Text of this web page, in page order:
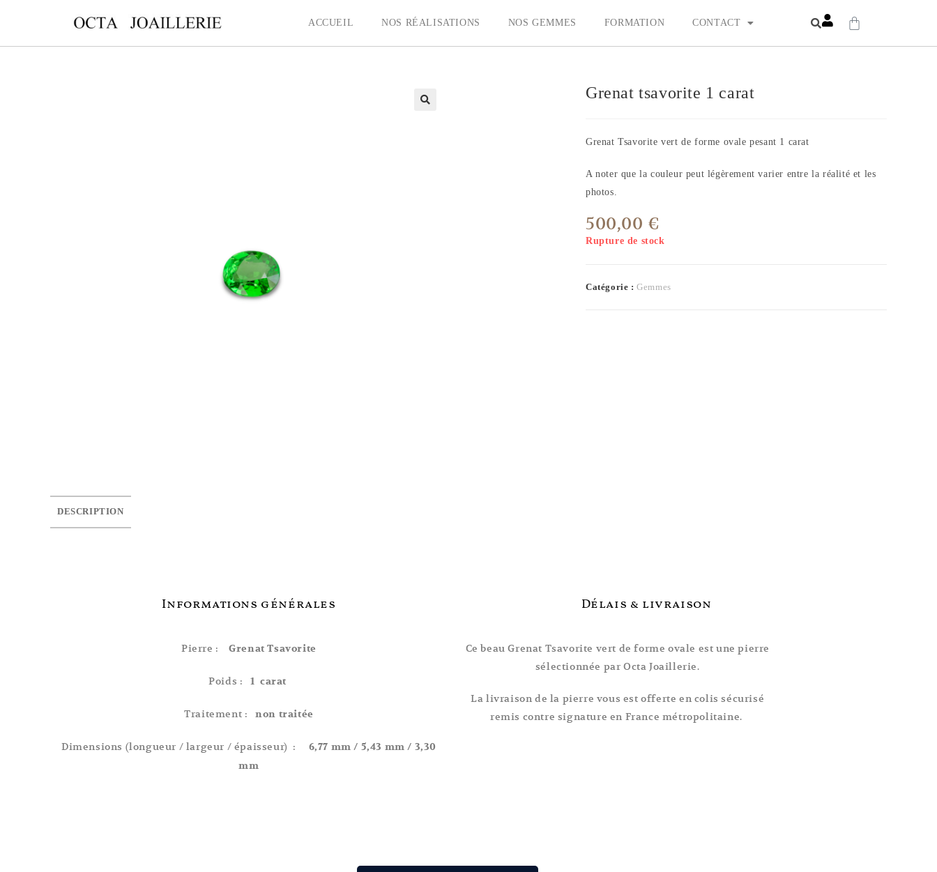
ACCUEIL NOS RÉALISATIONS NOS GEMMES FORMATION CONTACT
Grenat tsavorite 1 carat
Grenat Tsavorite vert de forme ovale pesant 1 carat
A noter que la couleur peut légèrement varier entre la réalité et les
photos.
500,00 €
Rupture de stock
Catégorie :Gemmes
DESCRIPTION
Informations générales
Pierre :Grenat Tsavorite
Poids :1 carat
Traitement :non traitée
Dimensions (longueur / largeur / épaisseur) : 6,77 mm / 5,43 mm / 3,30
mm
Délais & livraison
Ce beau Grenat Tsavorite vert de forme ovale est une pierre
sélectionnée par Octa Joaillerie.
La livraison de la pierre vous est offerte en colis sécurisé
remis contre signature en France métropolitaine.